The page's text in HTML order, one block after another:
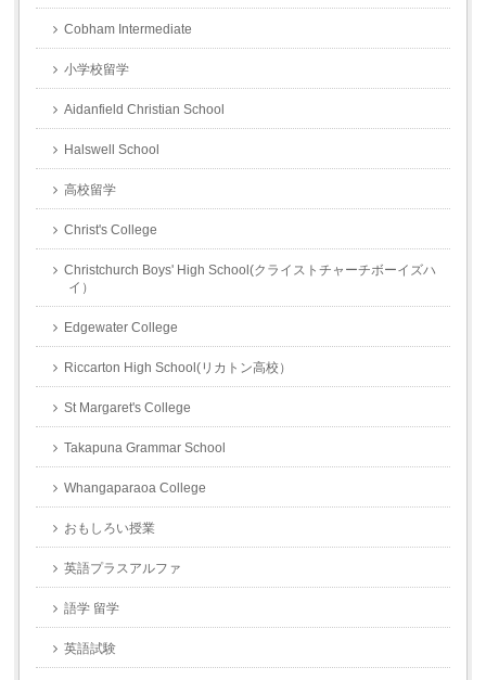
Cobham Intermediate
小学校留学
Aidanfield Christian School
Halswell School
高校留学
Christ's College
Christchurch Boys' High School(クライストチャーチボーイズハ
イ）
Edgewater College
Riccarton High School(リカトン高校）
St Margaret's College
Takapuna Grammar School
Whangaparaoa College
おもしろい授業
英語プラスアルファ
語学 留学
英語試験